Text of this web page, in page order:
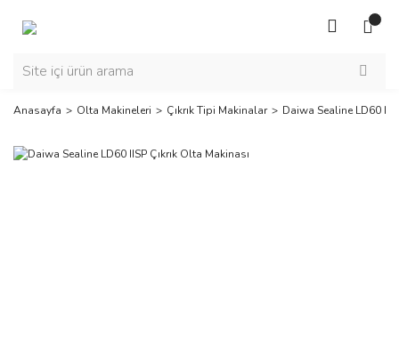
Anasayfa Olta Makineleri Çıkrık Tipi Makinalar Daiwa Sealine LD60